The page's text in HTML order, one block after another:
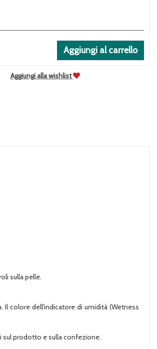
Aggiungi al carrello
Aggiungi alla wishlist
sulla pelle.
Il colore dell'indicatore di umidità (Wetness
sul prodotto e sulla confezione.